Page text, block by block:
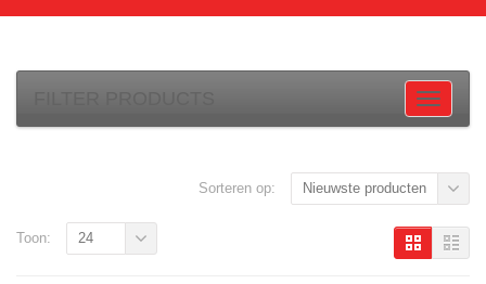
Sorteren op: Nieuwste producten
Toon: 24